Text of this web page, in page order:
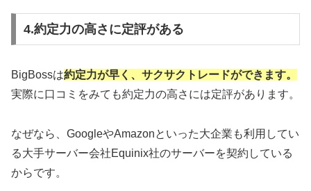
4.約定力の高さに定評がある
BigBossは約定力が早く、サクサクトレードができます。
実際に口コミをみても約定力の高さには定評があります。
なぜなら、GoogleやAmazonといった大企業も利用してい
る大手サーバー会社Equinix社のサーバーを契約している
からです。